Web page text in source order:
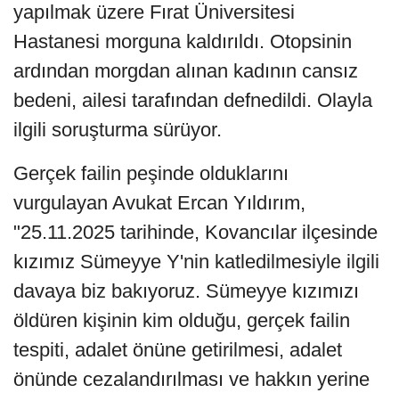
yapılmak üzere Fırat Üniversitesi
Hastanesi morguna kaldırıldı. Otopsinin
ardından morgdan alınan kadının cansız
bedeni, ailesi tarafından defnedildi. Olayla
ilgili soruşturma sürüyor.
Gerçek failin peşinde olduklarını
vurgulayan Avukat Ercan Yıldırım,
"25.11.2025 tarihinde, Kovancılar ilçesinde
kızımız Sümeyye Y'nin katledilmesiyle ilgili
davaya biz bakıyoruz. Sümeyye kızımızı
öldüren kişinin kim olduğu, gerçek failin
tespiti, adalet önüne getirilmesi, adalet
önünde cezalandırılması ve hakkın yerine